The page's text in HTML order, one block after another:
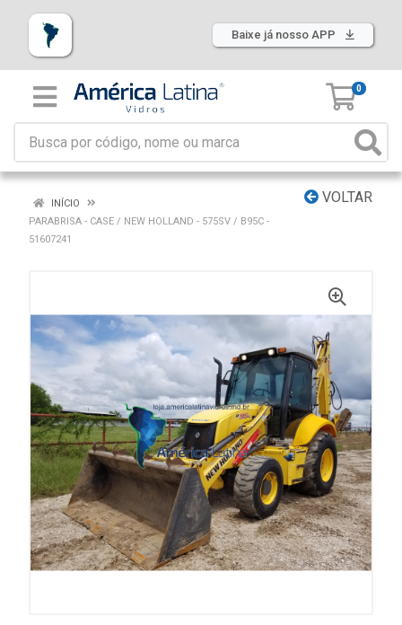
Baixe já nosso APP
0
VOLTAR
INÍCIO
PARABRISA - CASE / NEW HOLLAND - 575SV / B95C -
51607241